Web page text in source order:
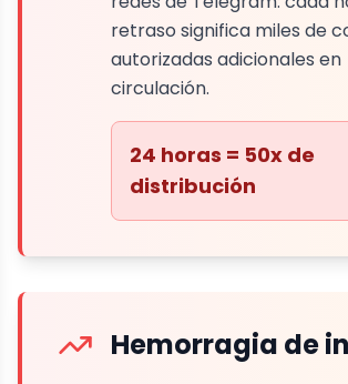
retraso significa miles de
autorizadas adicionales en
circulación.
24 horas = 50x de
distribución
Hemorragia de